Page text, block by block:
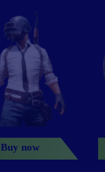
Buy now